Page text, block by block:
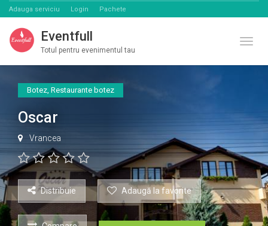
Adauga serviciu Login Pachete
Eventfull
Totul pentru evenimentul tau
Botez, Restaurante botez
Oscar
Vrancea
Distribuie Adaugă la favorite